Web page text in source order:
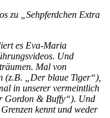
zu „Sehpferdchen Extra
es Eva-Maria
Und
Mal von
(z.B. „Der blaue Tiger“),
in unserer vermeintlich
Gordon & Buffy“). Und
kennt und weder